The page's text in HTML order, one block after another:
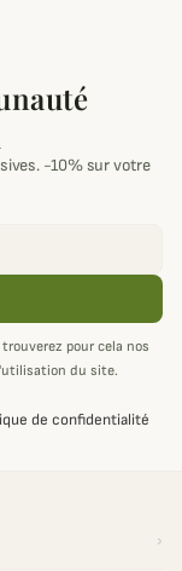
-10% sur votre
pour cela nos
du site.
de confidentialité